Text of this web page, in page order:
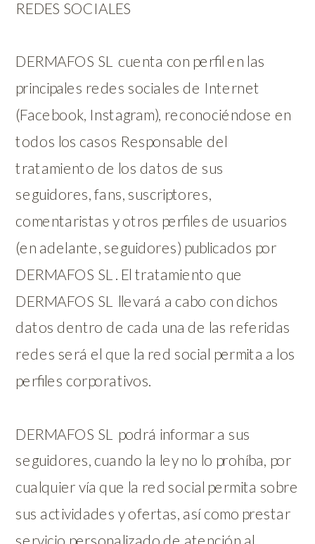
REDES SOCIALES
DERMAFOS SL cuenta con perfil en las
principales redes sociales de Internet
(Facebook, Instagram), reconociéndose en
todos los casos Responsable del
tratamiento de los datos de sus
seguidores, fans, suscriptores,
comentaristas y otros perfiles de usuarios
(en adelante, seguidores) publicados por
DERMAFOS SL . El tratamiento que
DERMAFOS SL llevará a cabo con dichos
datos dentro de cada una de las referidas
redes será el que la red social permita a los
perfiles corporativos.
DERMAFOS SL podrá informar a sus
seguidores, cuando la ley no lo prohíba, por
cualquier vía que la red social permita sobre
sus actividades y ofertas, así como prestar
servicio personalizado de atención al